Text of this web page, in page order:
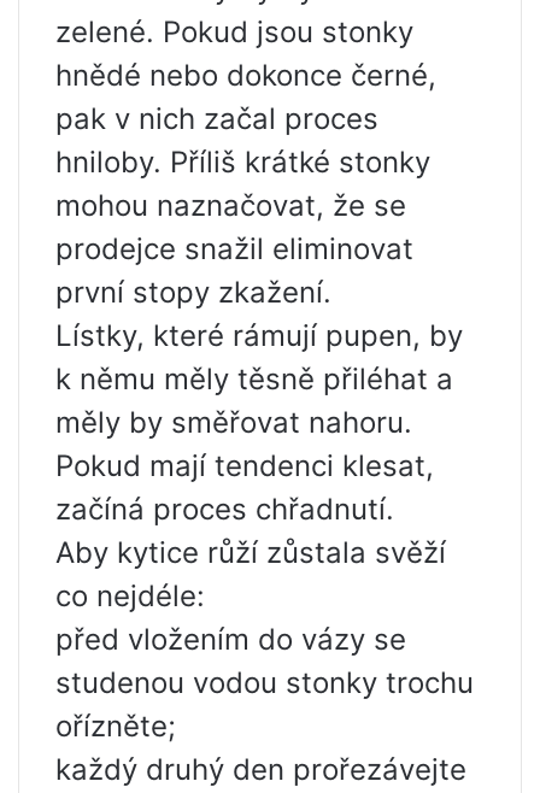
zelené. Pokud jsou stonky
hnědé nebo dokonce černé,
pak v nich začal proces
hniloby. Příliš krátké stonky
mohou naznačovat, že se
prodejce snažil eliminovat
první stopy zkažení.
Lístky, které rámují pupen, by
k němu měly těsně přiléhat a
měly by směřovat nahoru.
Pokud mají tendenci klesat,
začíná proces chřadnutí.
Aby kytice růží zůstala svěží
co nejdéle:
před vložením do vázy se
studenou vodou stonky trochu
ořízněte;
každý druhý den prořezávejte